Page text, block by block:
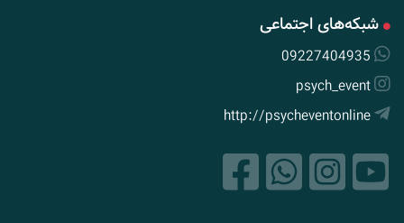
شبکه‌های اجتماعی
09227404935
psych_event
http://psycheventonline